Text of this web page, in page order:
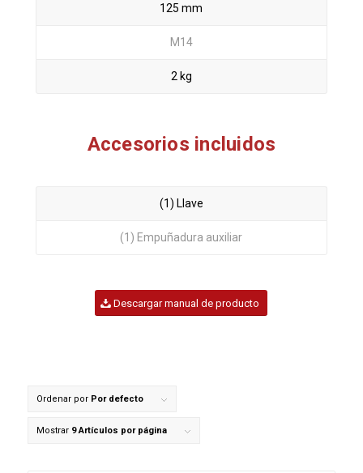
125 mm
M14
2 kg
Accesorios incluidos
(1) Llave
(1) Empuñadura auxiliar
Descargar manual de producto
Ordenar por Por defecto
Mostrar 9 Artículos por página